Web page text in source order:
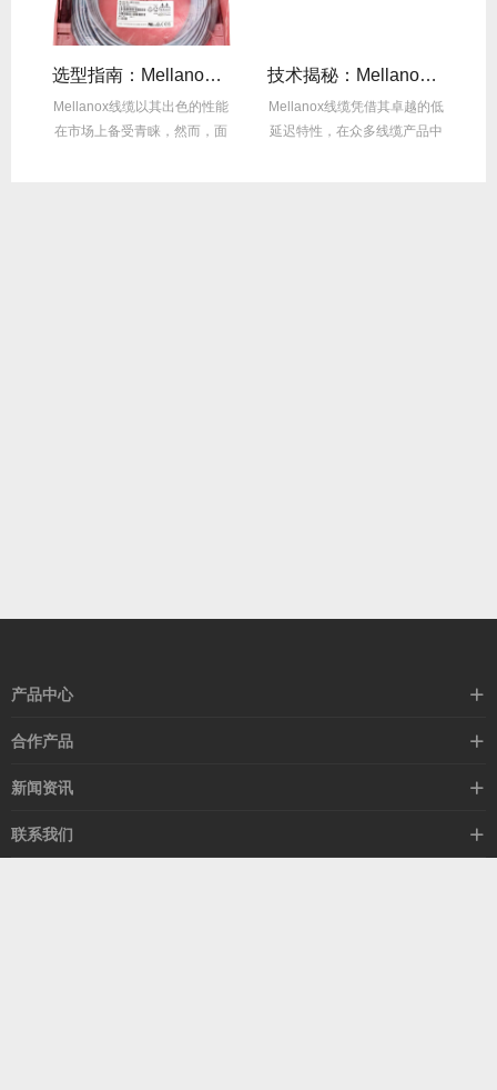
选型指南：Mellanox线缆带宽怎么选？看完这篇不纠结！
Mellanox线缆以其出色的性能
在市场上备受青睐，然而，面
技术揭秘：Mellanox线缆低延迟背后的“信号优化”黑科技！
Mellanox线缆凭借其卓越的低
延迟特性，在众多线缆产品中
产品中心
高速线缆
以太网交换机
合作产品
希捷硬盘
新闻资讯
行业动态
技术视角
联系我们